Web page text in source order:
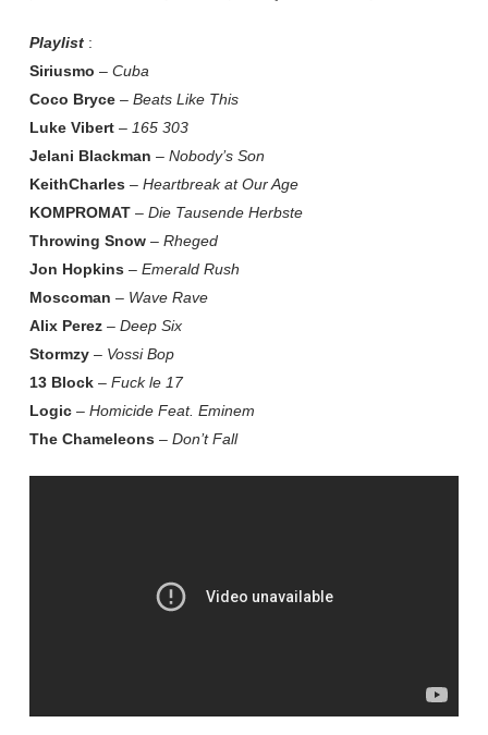
Playlist:
Siriusmo – Cuba
Coco Bryce– Beats Like This
Luke Vibert– 165 303
Jelani Blackman – Nobody’s Son
KeithCharles – Heartbreak at Our Age
KOMPROMAT– Die Tausende Herbste
Throwing Snow– Rheged
Jon Hopkins – Emerald Rush
Moscoman – Wave Rave
Alix Perez– Deep Six
Stormzy– Vossi Bop
13 Block– Fuck le 17
Logic– Homicide Feat. Eminem
The Chameleons – Don’t Fall